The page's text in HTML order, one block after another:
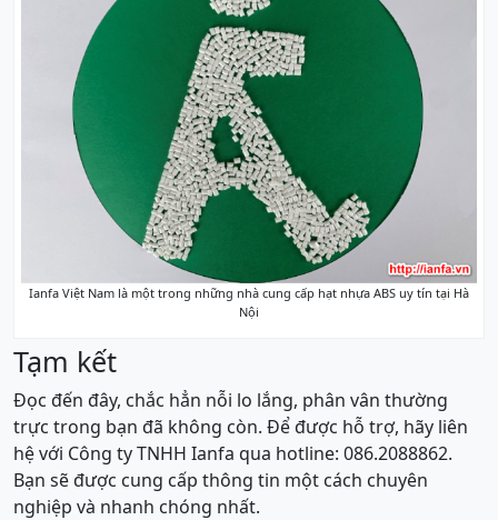
Ianfa Việt Nam là một trong những nhà cung cấp hạt nhựa ABS uy tín tại Hà
Nội
Tạm kết
Đọc đến đây, chắc hẳn nỗi lo lắng, phân vân thường
trực trong bạn đã không còn. Để được hỗ trợ, hãy liên
hệ với Công ty TNHH Ianfa qua hotline: 086.2088862.
Bạn sẽ được cung cấp thông tin một cách chuyên
nghiệp và nhanh chóng nhất.